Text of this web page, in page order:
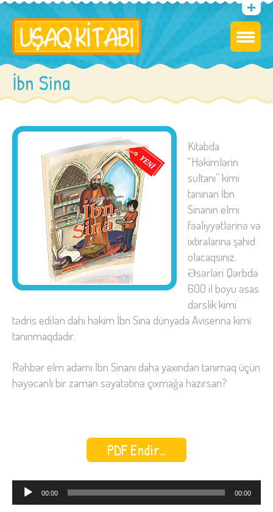
İbn Sina
Kitabda
“Həkimlərin
sultanı” kimi
tanınan İbn
Sinanın elmi
fəaliyyətlərinə və
ixtiralarına şahid
olacaqsınız.
Əsərləri Qərbdə
600 il boyu əsas
dərslik kimi
tədris edilən dahi həkim İbn Sina dünyada Avisenna kimi
tanınmaqdadır.
Rəhbər elm adamı İbn Sinanı daha yaxından tanımaq üçün
həyəcanlı bir zaman səyatətinə çıxmağa hazırsan?
PDF Endir..
Audio
Oynadıcı
00:00 00:00